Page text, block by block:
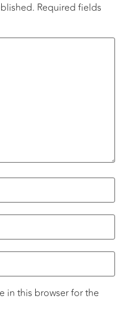
Required fields
in this browser for the